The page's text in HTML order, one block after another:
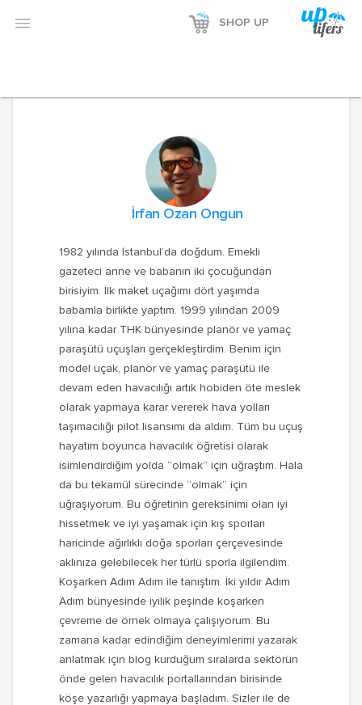
 SHOP UP
İrfan Ozan Ongun
1982 yılında İstanbul’da doğdum. Emekli
gazeteci anne ve babanın iki çocuğundan
birisiyim. İlk maket uçağımı dört yaşımda
babamla birlikte yaptım. 1999 yılından 2009
yılına kadar THK bünyesinde planör ve yamaç
paraşütü uçuşları gerçekleştirdim. Benim için
model uçak, planör ve yamaç paraşütü ile
devam eden havacılığı artık hobiden öte meslek
olarak yapmaya karar vererek hava yolları
taşımacılığı pilot lisansımı da aldım. Tüm bu uçuş
hayatım boyunca havacılık öğretisi olarak
isimlendirdiğim yolda “olmak” için uğraştım. Hala
da bu tekamül sürecinde “olmak” için
uğraşıyorum. Bu öğretinin gereksinimi olan iyi
hissetmek ve iyi yaşamak için kış sporları
haricinde ağırlıklı doğa sporları çerçevesinde
aklınıza gelebilecek her türlü sporla ilgilendim.
Koşarken Adım Adım ile tanıştım. İki yıldır Adım
Adım bünyesinde iyilik peşinde koşarken
çevreme de örnek olmaya çalışıyorum. Bu
zamana kadar edindiğim deneyimlerimi yazarak
anlatmak için blog kurduğum sıralarda sektörün
önde gelen havacılık portallarından birisinde
köşe yazarlığı yapmaya başladım. Sizler ile de